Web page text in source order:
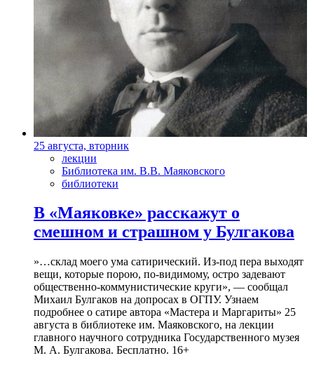
25 августа, вторник
лекции
Библиотека им. В.В. Маяковского
библиотеки
В «Маяковке» расскажут о
смешном и страшном у Булгакова
»…склад моего ума сатирический. Из-под пера выходят
вещи, которые порою, по-видимому, остро задевают
общественно-коммунистические круги», — сообщал
Михаил Булгаков на допросах в ОГПУ. Узнаем
подробнее о сатире автора «Мастера и Маргариты» 25
августа в библиотеке им. Маяковского, на лекции
главного научного сотрудника Государственного музея
М. А. Булгакова. Бесплатно. 16+